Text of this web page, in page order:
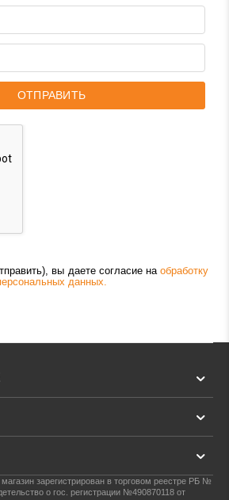
ОТПРАВИТЬ
вы даете согласие на обработку
данных.
магазин зарегистрирован в торговом реестре РБ №
о гос. регистрации №490870118 от